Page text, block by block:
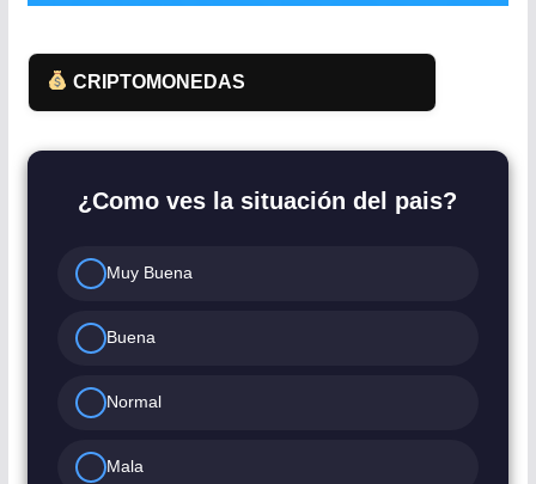
CRIPTOMONEDAS
¿Como ves la situación del pais?
Muy Buena
Buena
Normal
Mala